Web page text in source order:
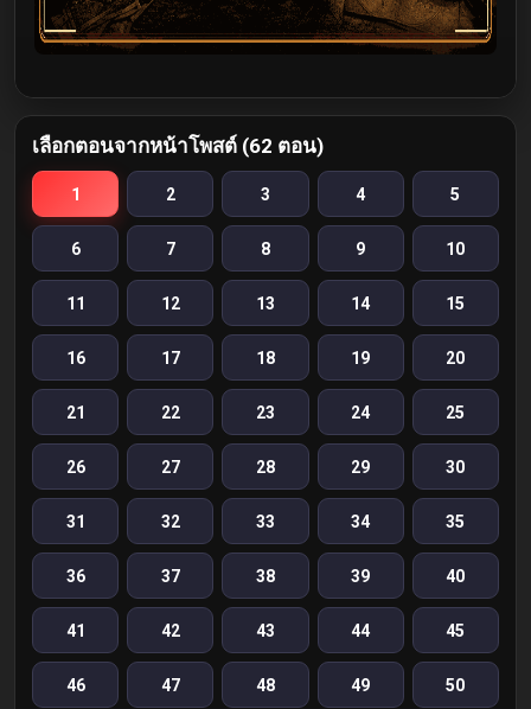
เลือกตอนจากหน้าโพสต์ (62 ตอน)
1 2 3 4 5
6 7 8 9 10
11 12 13 14 15
16 17 18 19 20
21 22 23 24 25
26 27 28 29 30
31 32 33 34 35
36 37 38 39 40
41 42 43 44 45
46 47 48 49 50